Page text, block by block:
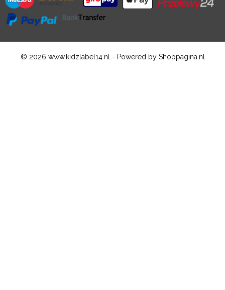
© 2026 www.kidzlabel14.nl - Powered by Shoppagina.nl